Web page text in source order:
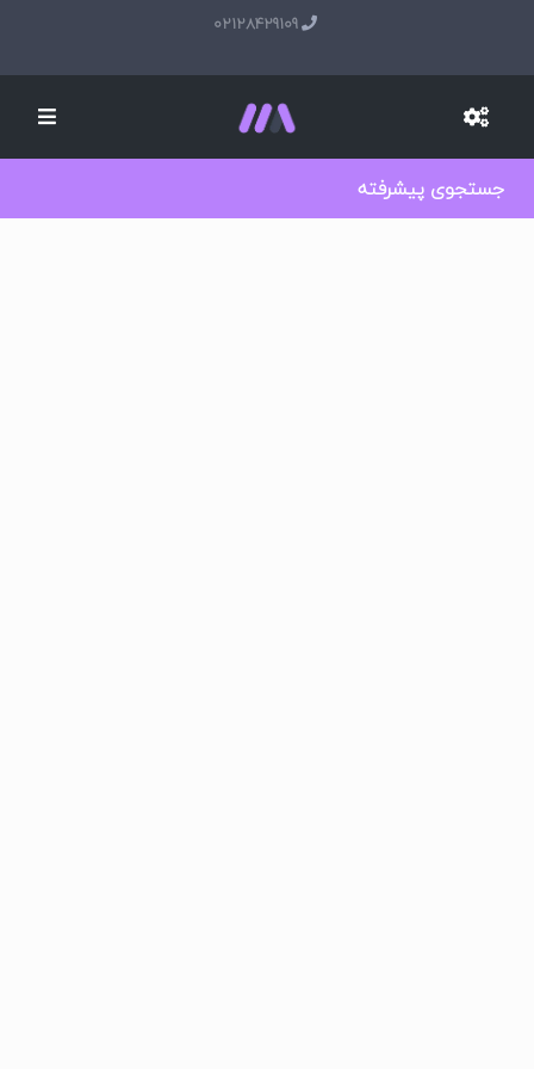
02128429109
جستجوی پیشرفته